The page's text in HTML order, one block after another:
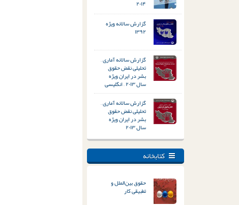
۲۰۱۴
گزارش سالانه ویژه
۱۳۹۲
گزارش سالانه آماری –
تحلیلی نقض حقوق
بشر در ایران ویژه
سال ۲۰۱۳ – انگلیسی
گزارش سالانه آماری –
تحلیلی نقض حقوق
بشر در ایران ویژه
سال ۲۰۱۳
کتابخانه
حقوق بین‌الملل و
تطبیقی کار